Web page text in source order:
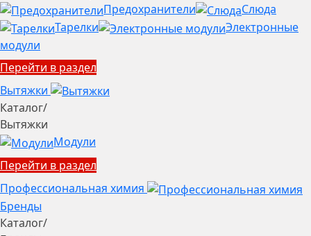
Предохранители
Слюда
Тарелки
Электронные
модули
Перейти в раздел
Вытяжки
Каталог/
Вытяжки
Модули
Перейти в раздел
Профессиональная химия
Бренды
Каталог/